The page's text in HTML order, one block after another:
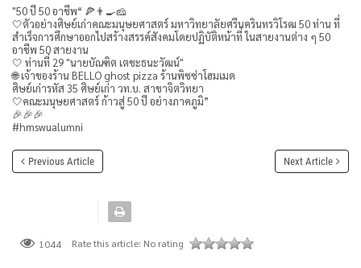
"50 ปี 50 อาชีพ“ 🍕👨‍🍳🧀
🤍ตัวอย่างศิษย์เก่าคณะมนุษยศาสตร์ มหาวิทยาลัยศรีนครินทรวิโรฒ 50 ท่าน ที่
สำเร็จการศึกษาออกไปสร้างสรรค์สังคมโดยปฏิบัติหน้าที่ ในสายงานต่าง ๆ 50
อาชีพ 50 สายงาน
🤍 ท่านที่ 29 "นายบัณฑิต เตชะธนะวัฒน์"
🌐 เจ้าของร้าน BELLO ghost pizza ร้านพิซซ่าโฮมเมด
ศิษย์เก่ารหัส 35 ศิษย์เก่า วท.บ. สาขาจิตวิทยา
🤍คณะมนุษยศาสตร์ ก้าวสู่ 50 ปี อย่างภาคภูมิ”
🎉🎉🎉
#hmswualumni
Previous Article Next Article
1044 Rate this article: No rating